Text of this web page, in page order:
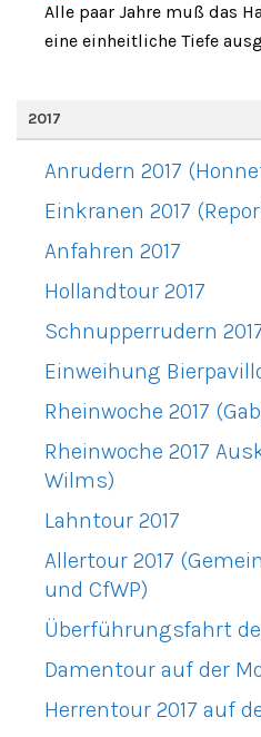
Alle paar Jahre muß das
eine einheitliche Tiefe
2017
Anrudern 2017
Einkranen 2017
Anfahren 2017
Hollandtour 2017
Schnupperrudern
Einweihung
Rheinwoche 2017
Rheinwoche 2017
Wilms)
Lahntour 2017
Allertour 2017
und CfWP)
Überführungsfahrt
Damentour auf der
Herrentour 2017 auf